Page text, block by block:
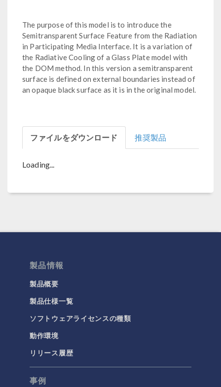
The purpose of this model is to introduce the
Semitransparent Surface Feature from the Radiation
in Participating Media Interface. It is a variation of
the Radiative Cooling of a Glass Plate model with
the DOM method. In this version a semitransparent
surface is defined on external boundaries instead of
an opaque black surface as it is in the original model.
ファイルをダウンロード 推奨製品
Loading...
製品情報
製品概要
製品仕様一覧
ソフトウェアライセンスの種類
動作環境
リリース履歴
事例